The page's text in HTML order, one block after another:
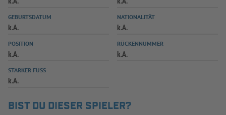
SPIELPLUS
GEBURTSDATUM
k.A.
NATIONALITÄT
k.A.
POSITION
k.A.
RÜCKENNUMMER
k.A.
STARKER FUSS
k.A.
BIST DU DIESER SPIELER?